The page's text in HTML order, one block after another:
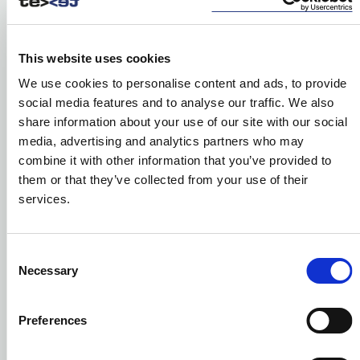
This website uses cookies
We use cookies to personalise content and ads, to provide
social media features and to analyse our traffic. We also
share information about your use of our site with our social
media, advertising and analytics partners who may
combine it with other information that you’ve provided to
them or that they’ve collected from your use of their
services.
Selection
Necessary
Preferences
Odważne kombinacje kolorów, wzorów i
są natychmiast rozpoznawalne. Każdy
upominek staje się wyjątkowy i łatwy do
zapamiętania, a jednocześnie może
pasować do stylu i charakteru odbiorcy.